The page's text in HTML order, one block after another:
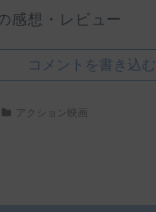
感想・レビュー
コメントを書き込む
アクション映画